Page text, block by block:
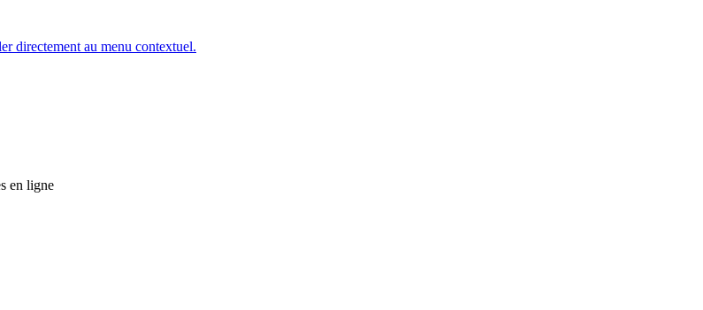
directement au menu contextuel.
en ligne